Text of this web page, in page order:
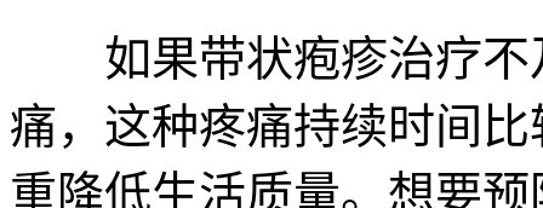
如果带状疱疹治疗不
痛，这种疼痛持续时间
重降低生活质量。想要